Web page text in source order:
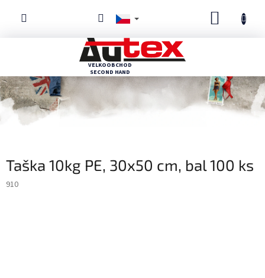
Taška 10kg PE, 30x50 cm, bal 100 ks
910